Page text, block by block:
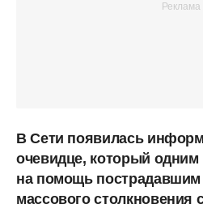
В Сети появилась
очевидце, который
на помощь
массового столкновения